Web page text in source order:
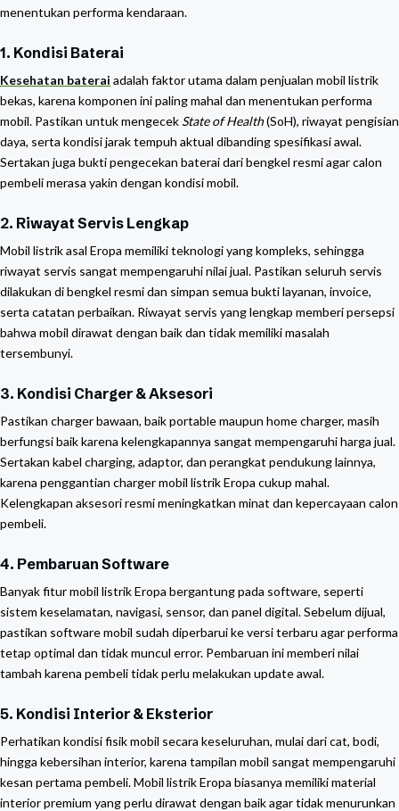
menentukan performa kendaraan.
1. Kondisi Baterai
Kesehatan baterai adalah faktor utama dalam penjualan mobil listrik
bekas, karena komponen ini paling mahal dan menentukan performa
mobil. Pastikan untuk mengecek State of Health(SoH), riwayat pengisian
daya, serta kondisi jarak tempuh aktual dibanding spesifikasi awal.
Sertakan juga bukti pengecekan baterai dari bengkel resmi agar calon
pembeli merasa yakin dengan kondisi mobil.
2. Riwayat Servis Lengkap
Mobil listrik asal Eropa memiliki teknologi yang kompleks, sehingga
riwayat servis sangat mempengaruhi nilai jual. Pastikan seluruh servis
dilakukan di bengkel resmi dan simpan semua bukti layanan, invoice,
serta catatan perbaikan. Riwayat servis yang lengkap memberi persepsi
bahwa mobil dirawat dengan baik dan tidak memiliki masalah
tersembunyi.
3. Kondisi Charger & Aksesori
Pastikan charger bawaan, baik portable maupun home charger, masih
berfungsi baik karena kelengkapannya sangat mempengaruhi harga jual.
Sertakan kabel charging, adaptor, dan perangkat pendukung lainnya,
karena penggantian charger mobil listrik Eropa cukup mahal.
Kelengkapan aksesori resmi meningkatkan minat dan kepercayaan calon
pembeli.
4. Pembaruan Software
Banyak fitur mobil listrik Eropa bergantung pada software, seperti
sistem keselamatan, navigasi, sensor, dan panel digital. Sebelum dijual,
pastikan software mobil sudah diperbarui ke versi terbaru agar performa
tetap optimal dan tidak muncul error. Pembaruan ini memberi nilai
tambah karena pembeli tidak perlu melakukan update awal.
5. Kondisi Interior & Eksterior
Perhatikan kondisi fisik mobil secara keseluruhan, mulai dari cat, bodi,
hingga kebersihan interior, karena tampilan mobil sangat mempengaruhi
kesan pertama pembeli. Mobil listrik Eropa biasanya memiliki material
interior premium yang perlu dirawat dengan baik agar tidak menurunkan